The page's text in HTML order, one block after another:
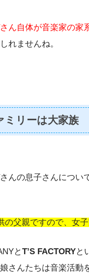
ん自体が音楽家の家
れませんね。
ミリーは大家族
んの息子さんについ
の父親ですので、女
とT’S FACTORYと
さんたちは音楽活動